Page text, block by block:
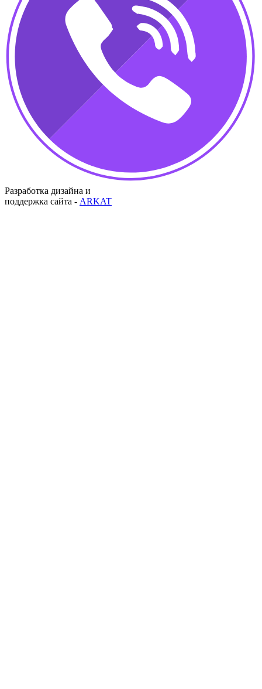
Разработка дизайна и
поддержка сайта - ARKAT